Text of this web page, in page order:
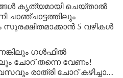
കൃത്യമായി ചെയ്താൽ
ചാഞ്ചാട്ടത്തിലും
സുരക്ഷിതമാക്കാൻ 5 വഴികൾ
​ഗൾഫിൽ
ചോറ് തന്നെ വേണം!
രാത്രി ചോറ് കഴിച്ചാൽ